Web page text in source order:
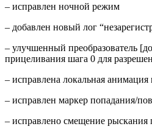
– исправлен ночной режим
– добавлен новый лог
– улучшенный преобразователь
прицеливания шага 0 для
– исправлена ​​локальная анимация
– исправлен маркер попадания/
– исправлено смещение рыскания